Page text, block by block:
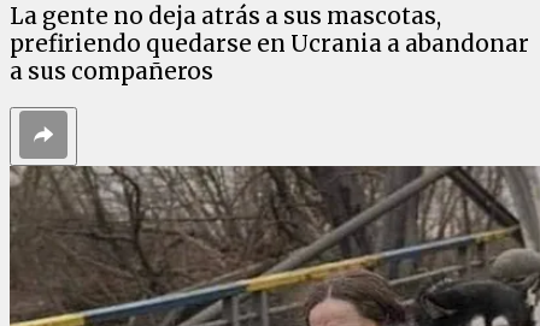
La gente no deja atrás a sus mascotas,
prefiriendo quedarse en Ucrania a abandonar
a sus compañeros